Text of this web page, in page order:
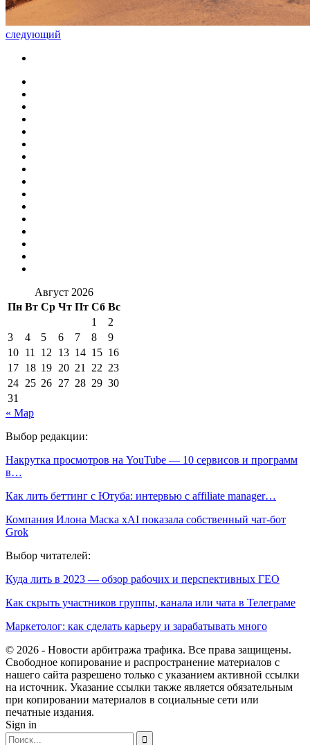
следующий
Август 2026
Пн Вт Ср Чт Пт Сб Вс
1
2
3
4 5 6 7 8
9
10 11 12 13 14 15 16
17 18 19 20 21 22 23
24 25 26 27 28 29 30
31
« Мар
Выбор редакции:
Накрутка просмотров на YouTube — 10 сервисов и программ
в…
Как лить беттинг с Ютуба: интервью с affiliate manager…
Компания Илона Маска xAI показала собственный чат-бот
Grok
Выбор читателей:
Куда лить в 2023 — обзор рабочих и перспективных ГЕО
Как скрыть участников группы, канала или чата в Телеграме
Маркетолог: как сделать карьеру и зарабатывать много
© 2026 - Новости арбитража трафика. Все права защищены.
Свободное копирование и распространение материалов с
нашего сайта разрешено только с указанием активной ссылки
на источник. Указание ссылки также является обязательным
при копировании материалов в социальные сети или
печатные издания.
Sign in